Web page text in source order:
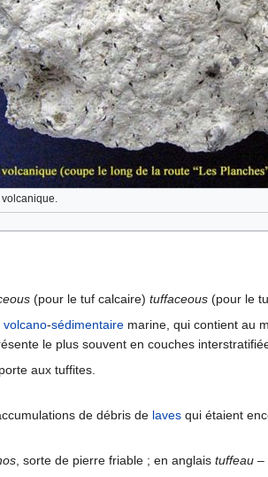
volcanique.
(pour le tuf calcaire) tuffaceous (pour le
volcano-sédimentaire marine, qui contient au
le plus souvent en couches
aux tuffites.
de débris de laves qui étaient
, sorte de pierre friable ; en anglais tuffeau –